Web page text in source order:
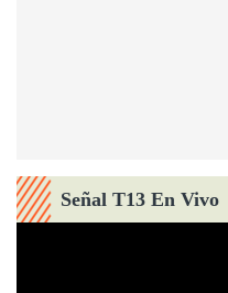
Señal T13 En Vivo